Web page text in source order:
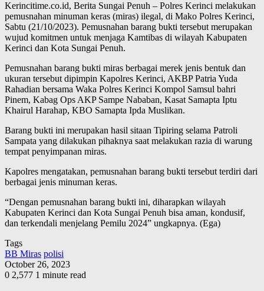
Kerincitime.co.id, Berita Sungai Penuh – Polres Kerinci melakukan
pemusnahan minuman keras (miras) ilegal, di Mako Polres Kerinci,
Sabtu (21/10/2023). Pemusnahan barang bukti tersebut merupakan
wujud komitmen untuk menjaga Kamtibas di wilayah Kabupaten
Kerinci dan Kota Sungai Penuh.
Pemusnahan barang bukti miras berbagai merek jenis bentuk dan
ukuran tersebut dipimpin Kapolres Kerinci, AKBP Patria Yuda
Rahadian bersama Waka Polres Kerinci Kompol Samsul bahri
Pinem, Kabag Ops AKP Sampe Nababan, Kasat Samapta Iptu
Khairul Harahap, KBO Samapta Ipda Muslikan.
Barang bukti ini merupakan hasil sitaan Tipiring selama Patroli
Sampata yang dilakukan pihaknya saat melakukan razia di warung
tempat penyimpanan miras.
Kapolres mengatakan, pemusnahan barang bukti tersebut terdiri dari
berbagai jenis minuman keras.
“Dengan pemusnahan barang bukti ini, diharapkan wilayah
Kabupaten Kerinci dan Kota Sungai Penuh bisa aman, kondusif,
dan terkendali menjelang Pemilu 2024” ungkapnya. (Ega)
Tags
BB Miras polisi
October 26, 2023
0 2,577 1 minute read